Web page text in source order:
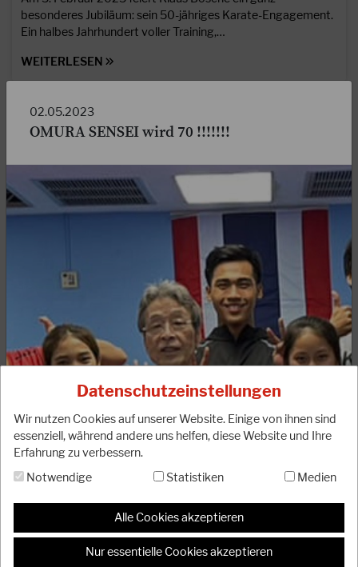
Datenschutzeinstellungen
Wir nutzen Cookies auf unserer Website. Einige von ihnen sind
essenziell, während andere uns helfen, diese Website und Ihre
Erfahrung zu verbessern.
Notwendige
Statistiken Medien
Alle Cookies akzeptieren
Nur essentielle Cookies akzeptieren
besonderes Jubiläum: sein 50-jähriges Karate-Engagement.
Ein halbes Jahrhundert voller Training,…
WEITERLESEN
Achtung: Anmeldeformular zum Kata-Spezial
2025 in Magdeburg online!
Liebe Mitglieder, die Ausschreibung und das Online-Formular
zur Anmeldung für das diesjährige Kata-Spezial in
Magdeburg steht nun online auf der…
WEITERLESEN
02.05.2023
OMURA SENSEI wird 70 !!!!!!!